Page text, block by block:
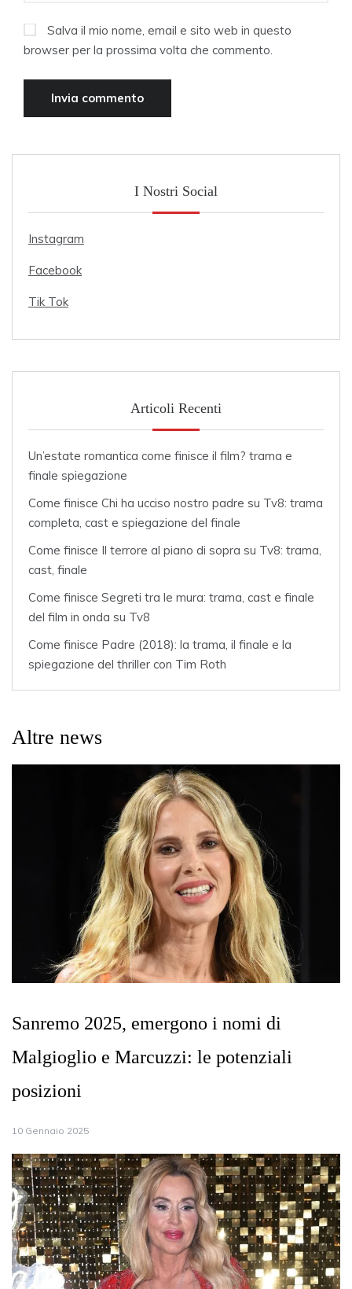
Salva il mio nome, email e sito web in questo
browser per la prossima volta che commento.
I Nostri Social
Instagram
Facebook
Tik Tok
Articoli Recenti
Un’estate romantica come finisce il film? trama e
finale spiegazione
Come finisce Chi ha ucciso nostro padre su Tv8: trama
completa, cast e spiegazione del finale
Come finisce Il terrore al piano di sopra su Tv8: trama,
cast, finale
Come finisce Segreti tra le mura: trama, cast e finale
del film in onda su Tv8
Come finisce Padre (2018): la trama, il finale e la
spiegazione del thriller con Tim Roth
Altre news
Sanremo 2025, emergono i nomi di
Malgioglio e Marcuzzi: le potenziali
posizioni
10 Gennaio 2025